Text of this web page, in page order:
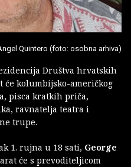
Quintero (foto: osobna arhiva)
Društva hrvatskih
kolumbijsko-američkog
pisca kratkih priča,
ravnatelja teatra i
trupe.
1. rujna u 18 sati, George
će s prevoditeljicom